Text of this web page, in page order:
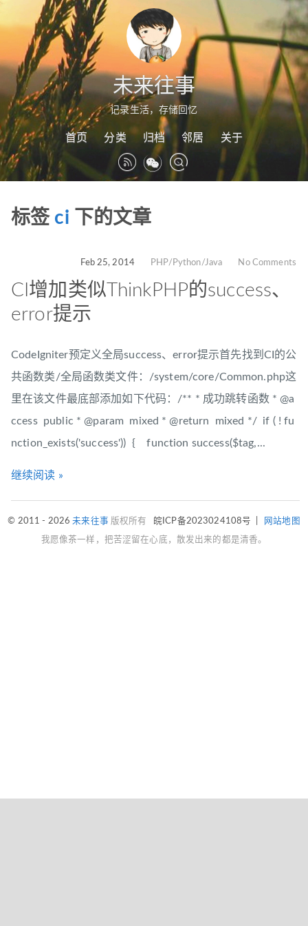
未来往事
记录生活，存储回忆
首页 分类 归档 邻居 关于
标签 ci 下的文章
Feb 25, 2014 PHP/Python/Java No Comments
CI增加类似ThinkPHP的success、
error提示
CodeIgniter预定义全局success、error提示首先找到CI的公
共函数类/全局函数类文件：/system/core/Common.php这
里在该文件最底部添加如下代码：/** * 成功跳转函数 * @a
ccess public * @param mixed * @return mixed */ if ( ! fu
nction_exists('success')) { function success($tag,...
继续阅读 »
© 2011 - 2026未来往事 版权所有 皖ICP备2023024108号 网站地图
我愿像茶一样，把苦涩留在心底，散发出来的都是清香。